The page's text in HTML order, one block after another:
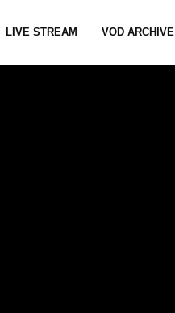
LIVE STREAM VOD ARCHIVE